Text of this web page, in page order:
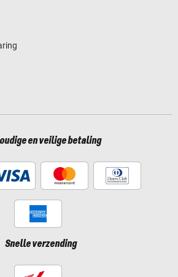
en veilige betaling
Snelle verzending